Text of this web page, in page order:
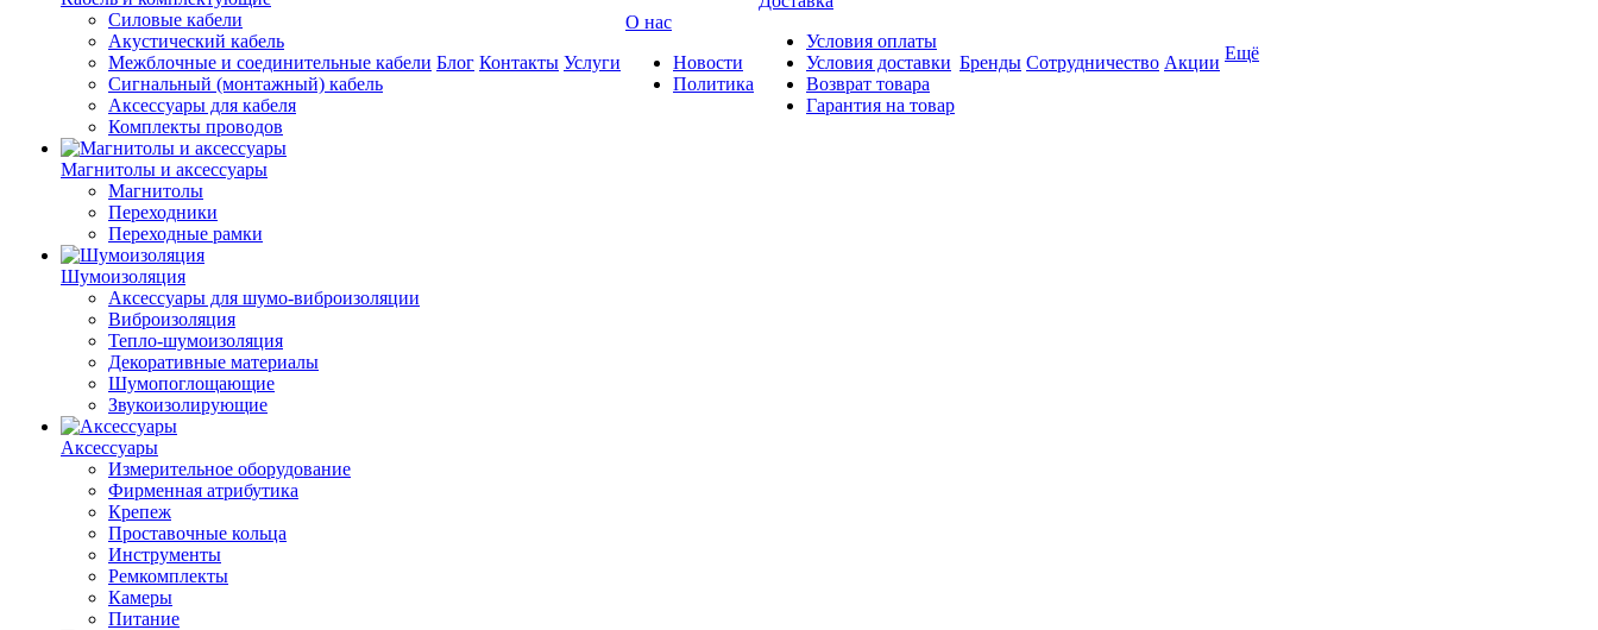
Силовые кабели
Акустический кабель
Межблочные и соединительные кабели
Сигнальный (монтажный) кабель
Аксессуары для кабеля
Комплекты проводов
Магнитолы и аксессуары
Магнитолы
Переходники
Переходные рамки
Шумоизоляция
Аксессуары для шумо-виброизоляции
Виброизоляция
Тепло-шумоизоляция
Декоративные материалы
Шумопоглощающие
Звукоизолирующие
Аксессуары
Измерительное оборудование
Фирменная атрибутика
Крепеж
Проставочные кольца
Инструменты
Ремкомплекты
Камеры
Питание
Блог Контакты Услуги
О нас
Новости
Политика
Условия оплаты
Условия доставки
Возврат товара
Гарантия на товар
Бренды Сотрудничество Акции Ещё